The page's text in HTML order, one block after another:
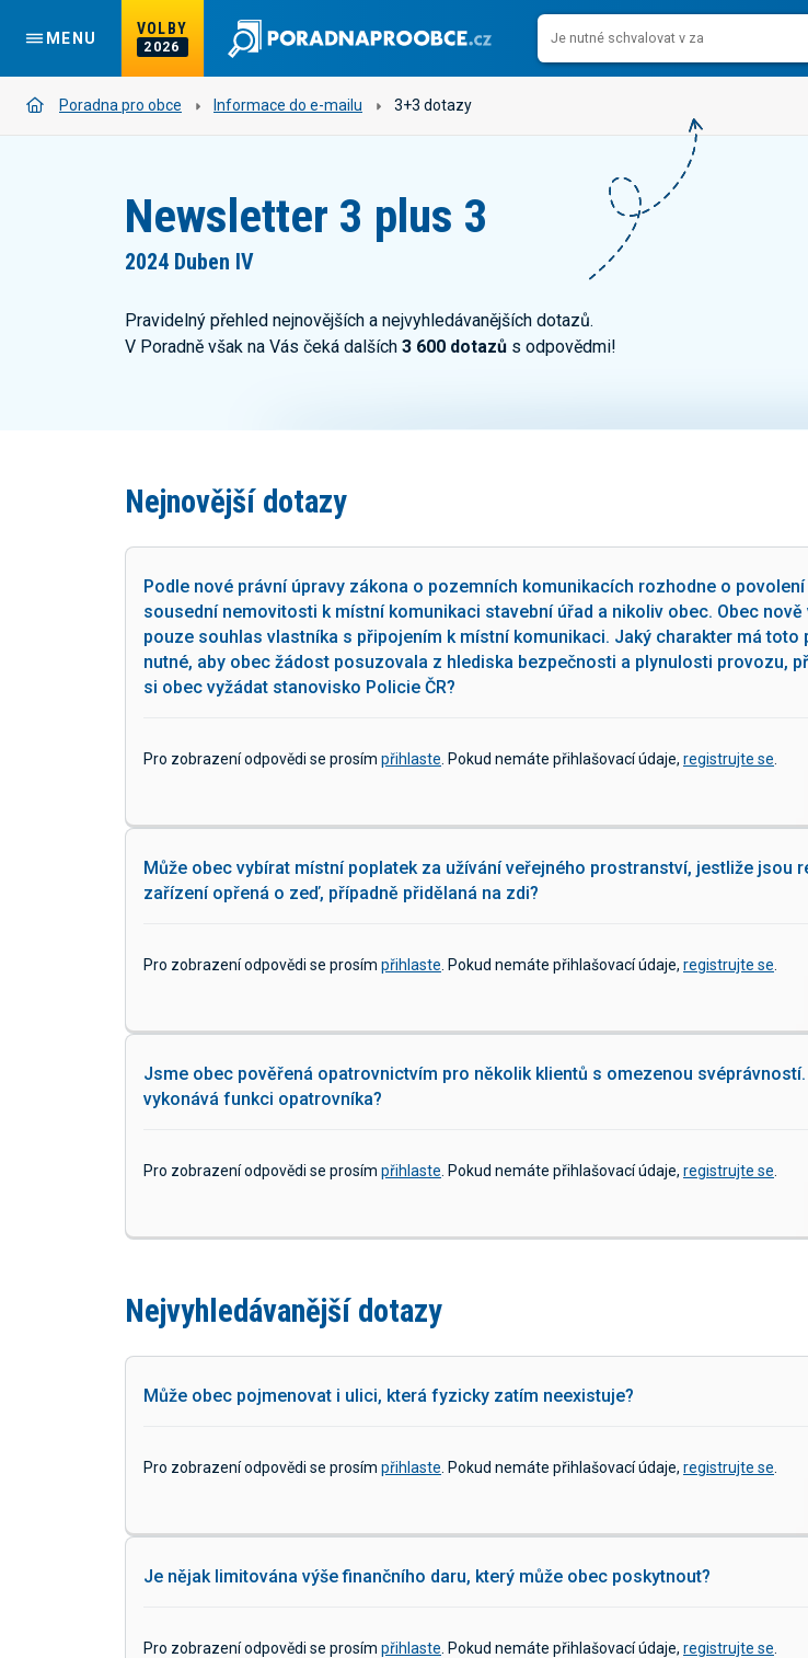
MENU
VOLBY
2026
Poradna pro obce Informace do e-mailu 3+3 dotazy
Newsletter 3 plus 3
2024 Duben IV
Pravidelný přehled nejnovějších a nejvyhledávanějších dotazů.
V Poradně však na Vás čeká dalších 3 600 dotazů s odpovědmi!
Nejnovější dotazy
Podle nové právní úpravy zákona o pozemních komunikacích rozhodne o
sousední nemovitosti k místní komunikaci stavební úřad a nikoliv obec. Obec nově
pouze souhlas vlastníka s připojením k místní komunikaci. Jaký charakter má toto
nutné, aby obec žádost posuzovala z hlediska bezpečnosti a plynulosti provozu,
si obec vyžádat stanovisko Policie ČR?
Pro zobrazení odpovědi se prosím přihlaste . Pokud nemáte přihlašovací údaje, registrujte se
Může obec vybírat místní poplatek za užívání veřejného prostranství, jestliže jsou
zařízení opřená o zeď, případně přidělaná na zdi?
Pro zobrazení odpovědi se prosím přihlaste . Pokud nemáte přihlašovací údaje, registrujte se
Jsme obec pověřená opatrovnictvím pro několik klientů s omezenou
vykonává funkci opatrovníka?
Pro zobrazení odpovědi se prosím přihlaste . Pokud nemáte přihlašovací údaje, registrujte se
Nejvyhledávanější dotazy
Může obec pojmenovat i ulici, která fyzicky zatím neexistuje?
Pro zobrazení odpovědi se prosím přihlaste . Pokud nemáte přihlašovací údaje, registrujte se
Je nějak limitována výše finančního daru, který může obec poskytnout?
Pro zobrazení odpovědi se prosím přihlaste . Pokud nemáte přihlašovací údaje, registrujte se